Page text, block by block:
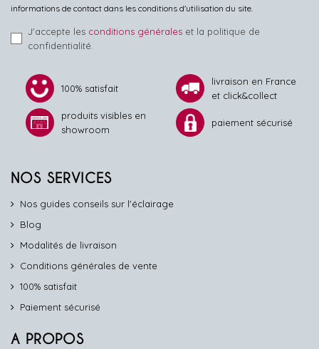
informations de contact dans les conditions d'utilisation du site.
J'accepte les conditions générales et la politique de
confidentialité.
100% satisfait
livraison en France
et click&collect
produits visibles en
showroom
paiement sécurisé
NOS SERVICES
Nos guides conseils sur l'éclairage
Blog
Modalités de livraison
Conditions générales de vente
100% satisfait
Paiement sécurisé
A PROPOS